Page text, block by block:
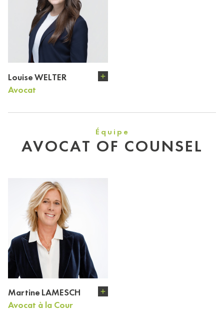
Louise WELTER
Avocat
Équipe
AVOCAT OF COUNSEL
Martine LAMESCH
Avocat à la Cour